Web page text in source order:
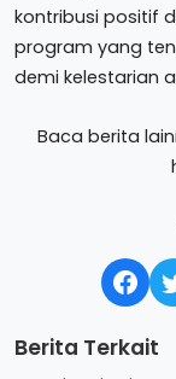
kontribusi positif
program yang
demi kelestarian
Baca berita
Berita Terkait